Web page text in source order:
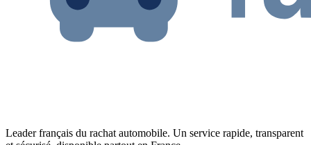
Leader français du rachat automobile. Un service rapide, transparent